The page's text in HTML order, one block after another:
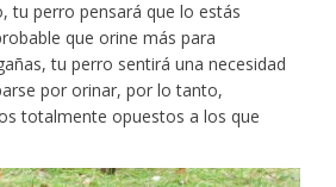
tu perro pensará que lo estás
que orine más para
tu perro sentirá una necesidad
por orinar, por lo tanto,
totalmente opuestos a los que